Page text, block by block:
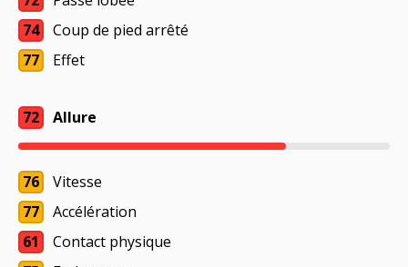
74
Coup de pied arrêté
77
Effet
72 Allure
76
Vitesse
77
Accélération
61
Contact physique